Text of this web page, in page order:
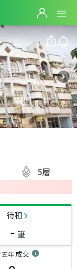
5層
待租
- 筆
五年成交